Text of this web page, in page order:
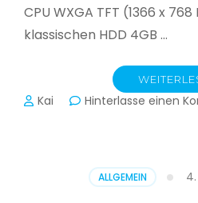
CPU WXGA TFT (1366 x
klassischen HDD 4GB …
Kai Hinterlasse einen
ALLGEMEIN